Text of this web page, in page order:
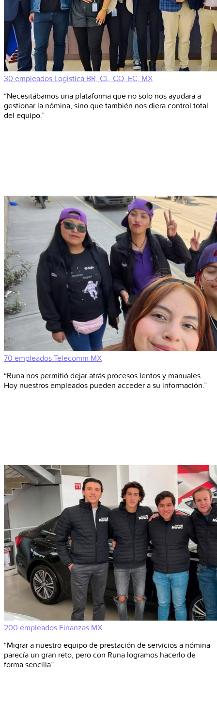
30 empleados Logística BR, CL, CO, EC, MX
“Necesitábamos una plataforma que no solo nos ayudara a
gestionar la nómina, sino que también nos diera control total
del equipo.”
70 empleados Telecomm MX
“Runa nos permitió dejar atrás procesos lentos y manuales.
Hoy nuestros empleados pueden acceder a su información.”
200 empleados Finanzas MX
“Migrar a nuestro equipo de prestación de servicios a nómina
parecía un gran reto, pero con Runa logramos hacerlo de
forma sencilla”